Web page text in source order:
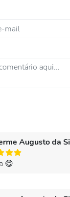
Augusto da
😋